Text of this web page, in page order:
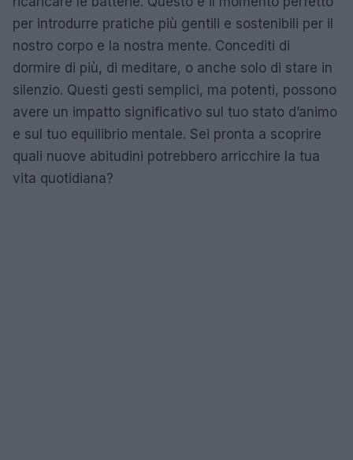
per introdurre pratiche più gentili e sostenibili per il
nostro corpo e la nostra mente. Concediti di
dormire di più, di meditare, o anche solo di stare in
silenzio. Questi gesti semplici, ma potenti, possono
avere un impatto significativo sul tuo stato d’animo
e sul tuo equilibrio mentale. Sei pronta a scoprire
quali nuove abitudini potrebbero arricchire la tua
vita quotidiana?